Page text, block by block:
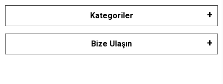
Kategoriler
Bize Ulaşın